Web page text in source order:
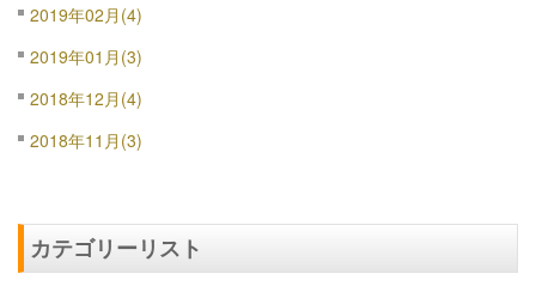
2019年02月(4)
2019年01月(3)
2018年12月(4)
2018年11月(3)
カテゴリーリスト